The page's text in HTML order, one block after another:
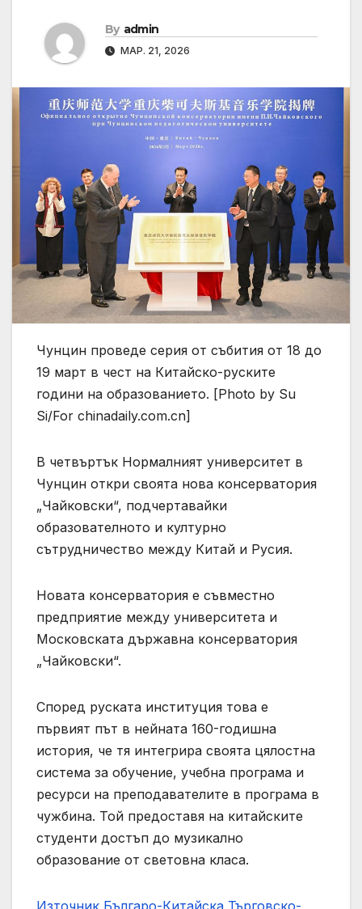
By admin
МАР. 21, 2026
Чунцин проведе серия от събития от 18 до
19 март в чест на Китайско-руските
години на образованието. [Photo by Su
Si/For chinadaily.com.cn]
В четвъртък Нормалният университет в
Чунцин откри своята нова консерватория
„Чайковски“, подчертавайки
образователното и културно
сътрудничество между Китай и Русия.
Новата консерватория е съвместно
предприятие между университета и
Московската държавна консерватория
„Чайковски“.
Според руската институция това е
първият път в нейната 160-годишна
история, че тя интегрира своята цялостна
система за обучение, учебна програма и
ресурси на преподавателите в програма в
чужбина. Той предоставя на китайските
студенти достъп до музикално
образование от световна класа.
Източник Българо-Китайска Търговско-